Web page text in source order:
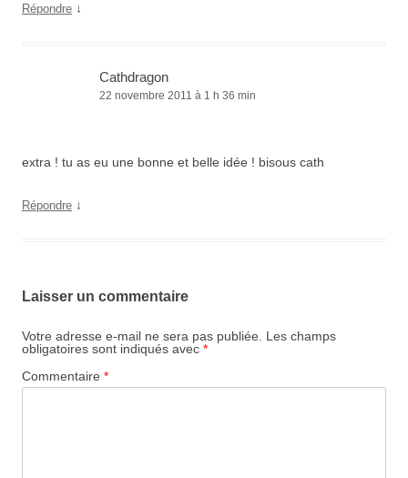
Répondre ↓
Cathdragon
22 novembre 2011 à 1 h 36 min
extra ! tu as eu une bonne et belle idée ! bisous cath
Répondre ↓
Laisser un commentaire
Votre adresse e-mail ne sera pas publiée.
Les champs
obligatoires sont indiqués avec *
Commentaire *